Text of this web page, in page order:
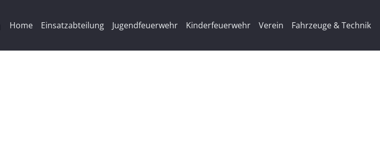
Home Einsatzabteilung Jugendfeuerwehr Kinderfeuerwehr Verein Fahrzeuge & Technik